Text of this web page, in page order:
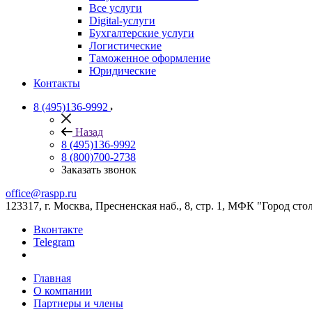
Все услуги
Digital-услуги
Бухгалтерские услуги
Логистические
Таможенное оформление
Юридические
Контакты
8 (495)136-9992
Назад
8 (495)136-9992
8 (800)700-2738
Заказать звонок
office@raspp.ru
123317, г. Москва, Пресненская наб., 8, стр. 1, МФК "Город
Вконтакте
Telegram
Главная
О компании
Партнеры и члены